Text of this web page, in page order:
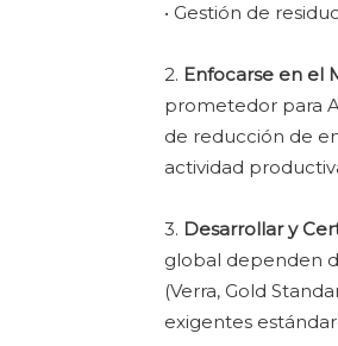
• Gestión de
2. Enfocarse en el
prometedor para
de reducción de
actividad
3. Desarrollar y
global dependen
(Verra, Gold
exigentes